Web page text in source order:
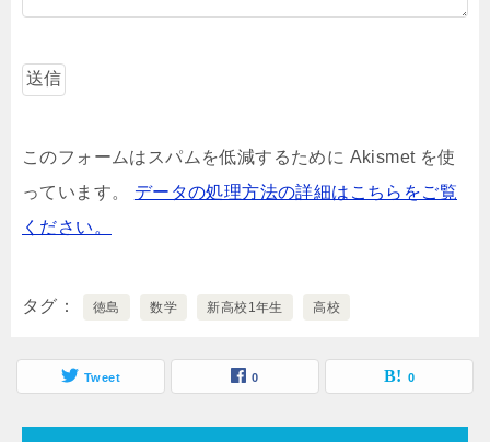
このフォームはスパムを低減するために Akismet を使
っています。 データの処理方法の詳細はこちらをご覧
ください。
タグ 徳島 数学 新高校1年生 高校
Tweet 0 0